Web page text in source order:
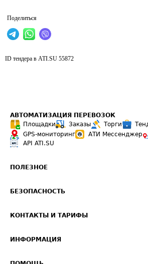
Поделиться
ID тендера в ATI.SU 55872
АВТОМАТИЗАЦИЯ ПЕРЕВОЗОК
Площадки
Заказы Торги
GPS-мониторинг
АТИ Мессенджер
API ATI.SU
ПОЛЕЗНОЕ
Звезды ATI.SU на вашем сайте
Средние ставки
БЕЗОПАСНОСТЬ
Светофор+
КОНТАКТЫ И ТАРИФЫ
Реклама на сайте
ИНФОРМАЦИЯ